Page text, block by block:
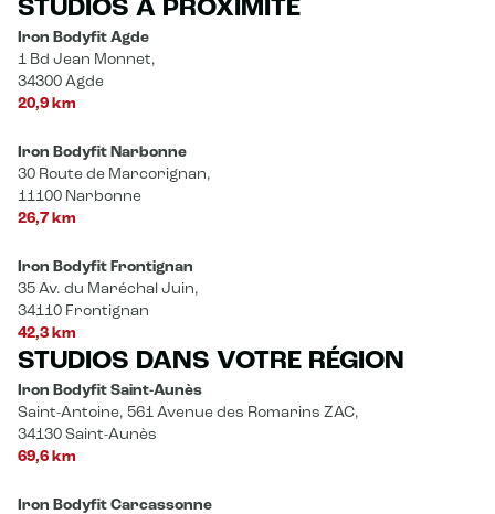
STUDIOS À PROXIMITÉ
Iron Bodyfit Agde
1 Bd Jean Monnet,
34300 Agde
20,9 km
Iron Bodyfit Narbonne
30 Route de Marcorignan,
11100 Narbonne
26,7 km
Iron Bodyfit Frontignan
35 Av. du Maréchal Juin,
34110 Frontignan
42,3 km
STUDIOS DANS VOTRE RÉGION
Iron Bodyfit Saint-Aunès
Saint-Antoine, 561 Avenue des Romarins ZAC,
34130 Saint-Aunès
69,6 km
Iron Bodyfit Carcassonne